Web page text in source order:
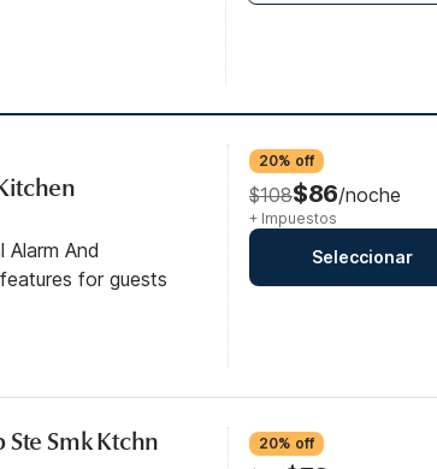
Alarm And
for guests
20% off
$108$86/noche
+ Impuestos
Seleccionar
Ste Smk Ktchn 20% off